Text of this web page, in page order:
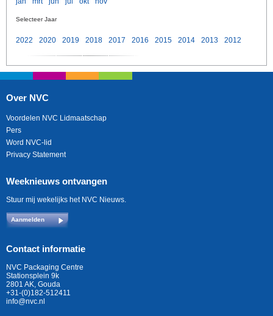
Selecteer Jaar
2022 2020 2019 2018 2017 2016 2015 2014 2013 2012
Over NVC
Voordelen NVC Lidmaatschap
Pers
Word NVC-lid
Privacy Statement
Weeknieuws ontvangen
Stuur mij wekelijks het NVC Nieuws.
Aanmelden
Contact informatie
NVC Packaging Centre
Stationsplein 9k
2801 AK, Gouda
+31-(0)182-512411
info@nvc.nl